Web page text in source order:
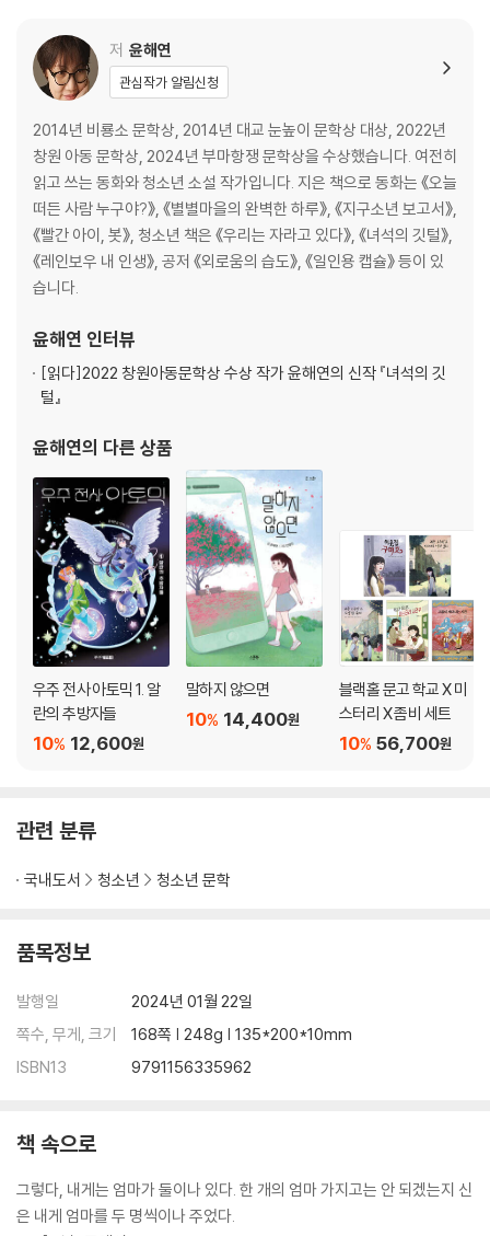
저 윤해연
관심작가 알림신청
2014년 비룡소 문학상, 2014년 대교 눈높이 문학상 대상, 2022년
창원 아동 문학상, 2024년 부마항쟁 문학상을 수상했습니다. 여전히
읽고 쓰는 동화와 청소년 소설 작가입니다. 지은 책으로 동화는 《오늘
떠든 사람 누구야?》, 《별별마을의 완벽한 하루》, 《지구소년 보고서》,
《빨간 아이, 봇》, 청소년 책은 《우리는 자라고 있다》, 《녀석의 깃털》,
《레인보우 내 인생》, 공저 《외로움의 습도》, 《일인용 캡슐》 등이 있
습니다.
윤해연 인터뷰
[읽다]2022 창원아동문학상 수상 작가 윤해연의 신작 『녀석의 깃
털』
윤해연의 다른 상품
우주 전사 아토믹 1. 알
란의 추방자들
12,600원
10%
말하지 않으면
14,400원
10%
블랙홀 문고 학교 X 미
스터리 X 좀비 세트
56,700원
10%
관련 분류
국내도서 청소년 청소년 문학
품목정보
발행일
2024년 01월 22일
쪽수, 무게, 크기
168쪽 | 248g | 135*200*10mm
ISBN13
9791156335962
책 속으로
그렇다, 내게는 엄마가 둘이나 있다. 한 개의 엄마 가지고는 안 되겠는지 신
은 내게 엄마를 두 명씩이나 주었다.